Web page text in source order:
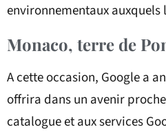
environnementaux
Monaco, terre de
A cette occasion, Google a
offrira dans un avenir
catalogue et aux services